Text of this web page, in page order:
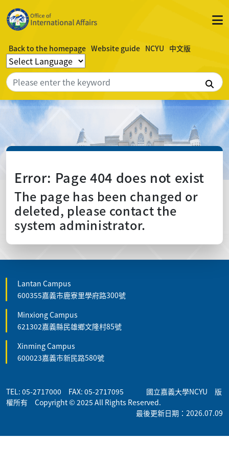
Back to the homepage Website guide NCYU 中文版
Error: Page 404 does not exist
The page has been changed or
deleted, please contact the
system administrator.
Lantan Campus
600355嘉義市鹿寮里學府路300號
Minxiong Campus
621302嘉義縣民雄鄉文隆村85號
Xinming Campus
600023嘉義市新民路580號
TEL: 05-2717000 FAX: 05-2717095 國立嘉義大學NCYU 版
權所有 Copyright © 2025 All Rights Reserved.
最後更新日期：2026.07.09